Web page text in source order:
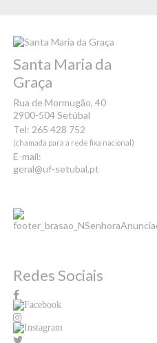
Santa Maria da
Graça
Rua de Mormugão, 40
2900-504 Setúbal
Tel: 265 428 752
(chamada para a rede fixa nacional)
E-mail:
geral@uf-setubal.pt
Redes Sociais